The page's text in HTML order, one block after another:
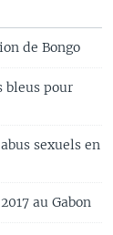
de Bongo
bleus pour
sexuels en
au Gabon